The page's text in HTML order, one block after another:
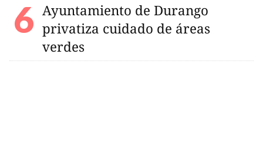
Ayuntamiento de Durango
privatiza cuidado de áreas
verdes